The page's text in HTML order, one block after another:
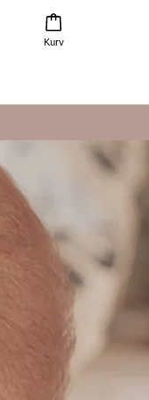
Kurv